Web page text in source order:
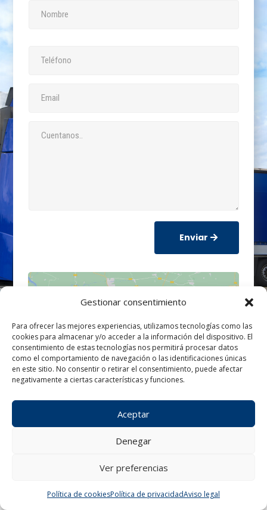
Gestionar consentimiento
Para ofrecer las mejores experiencias, utilizamos tecnologías como las
cookies para almacenar y/o acceder a la información del dispositivo. El
consentimiento de estas tecnologías nos permitirá procesar datos
como el comportamiento de navegación o las identificaciones únicas
en este sitio. No consentir o retirar el consentimiento, puede afectar
negativamente a ciertas características y funciones.
Aceptar
Denegar
Ver preferencias
Política de cookiesPolítica de privacidadAviso legal
Enviar
Haz clic para aceptar cookies de
marketing y permitir este contenido
¿Tienes alguna consulta?